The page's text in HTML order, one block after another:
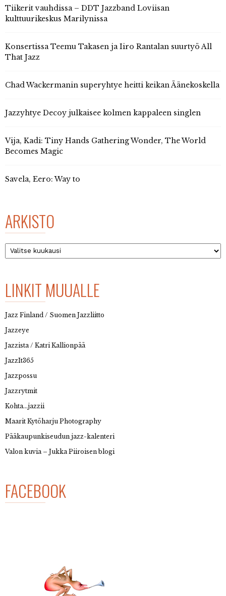
Tiikerit vauhdissa – DDT Jazzband Loviisan
kulttuurikeskus Marilynissa
Konsertissa Teemu Takasen ja Iiro Rantalan suurtyö All
That Jazz
Chad Wackermanin superyhtye heitti keikan Äänekoskella
Jazzyhtye Decoy julkaisee kolmen kappaleen singlen
Vija, Kadi: Tiny Hands Gathering Wonder, The World
Becomes Magic
Savela, Eero: Way to
ARKISTO
Arkisto
LINKIT MUUALLE
Jazz Finland / Suomen Jazzliitto
Jazzeye
Jazzista / Katri Kallionpää
JazzIt365
Jazzpossu
Jazzrytmit
Kohta…jazzii
Maarit Kytöharju Photography
Pääkaupunkiseudun jazz-kalenteri
Valon kuvia – Jukka Piiroisen blogi
FACEBOOK